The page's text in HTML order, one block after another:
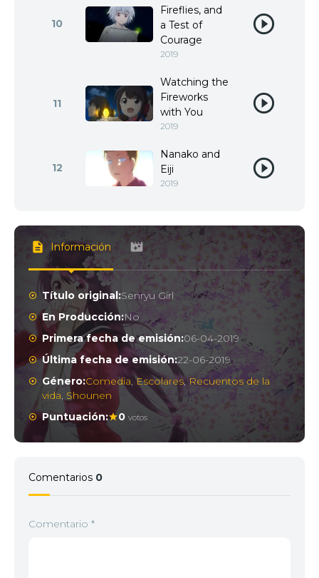
10
Fireflies, and
a Test of
Courage
2019
11
Watching the
Fireworks
with You
2019
12
Nanako and
Eiji
2019
Información
Título original:Senryu Girl
En Producción:No
Primera fecha de emisión:06-04-2019
Última fecha de emisión:22-06-2019
Género:Comedia,Escolares,Recuentos de la
vida, Shounen
Puntuación:
0 votos
Comentarios 0
Comentario *